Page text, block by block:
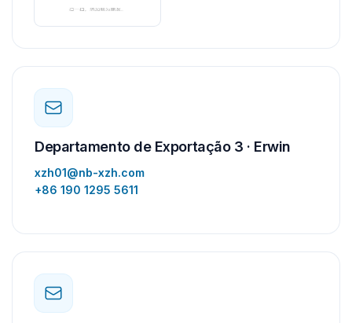
Departamento de Exportação 3 · Erwin
xzh01@nb-xzh.com
+86 190 1295 5611